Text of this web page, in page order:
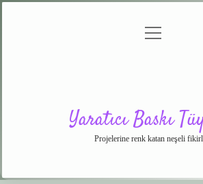
menüyü
Yaratıcı Baskı
Projelerine renk katan neşeli